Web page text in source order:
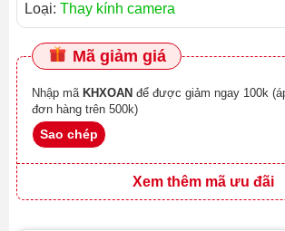
Loại: Thay kính camera
Mã giảm giá
Nhập mã KHXOAN
đơn hàng trên 500k)
Sao chép
Xem thêm mã ưu đãi